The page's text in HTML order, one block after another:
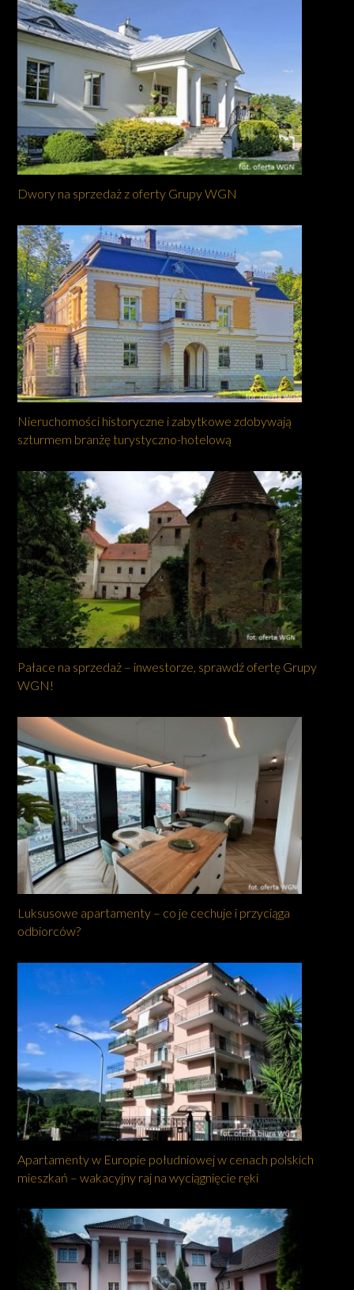
Dwory na sprzedaż z oferty Grupy WGN
Nieruchomości historyczne i zabytkowe zdobywają
szturmem branżę turystyczno-hotelową
Pałace na sprzedaż – inwestorze, sprawdź ofertę Grupy
WGN!
Luksusowe apartamenty – co je cechuje i przyciąga
odbiorców?
Apartamenty w Europie południowej w cenach polskich
mieszkań – wakacyjny raj na wyciągnięcie ręki